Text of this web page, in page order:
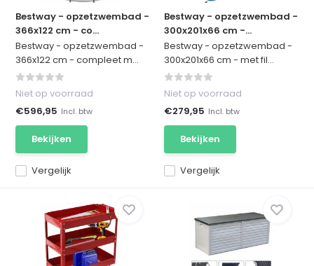
Bestway - opzetzwembad -
366x122 cm - co...
Bestway - opzetzwembad -
366x122 cm - compleet m...
Vergelijk
Niet op voorraad
€596,95 Incl. btw
Bekijken
Bestway - opzetzwembad -
300x201x66 cm -...
Bestway - opzetzwembad -
300x201x66 cm - met fil...
Vergelijk
Niet op voorraad
€279,95 Incl. btw
Bekijken